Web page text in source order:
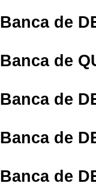
Banca de
Banca de
Banca de
Banca de
Banca de